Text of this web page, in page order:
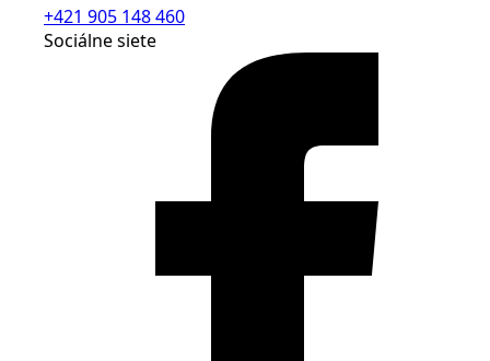
+421 905 148 460
Sociálne siete